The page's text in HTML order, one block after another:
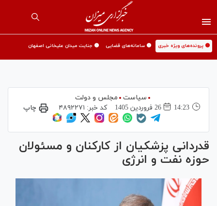
🟡 پرونده‌های ویژه خبری 🟡 سامانه‌های قضایی 🟡 جنایت میدان علیخانی اصفهان
سیاست
مجلس و دولت
14:23
26 فروردين 1405 کد خبر: ۴۸۹۲۲۷۱ چاپ
قدردانی پزشکیان از کارکنان و مسئولان
حوزه نفت و انرژی